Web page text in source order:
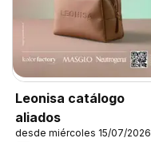
Leonisa catálogo
aliados
desde miércoles 15/07/2026